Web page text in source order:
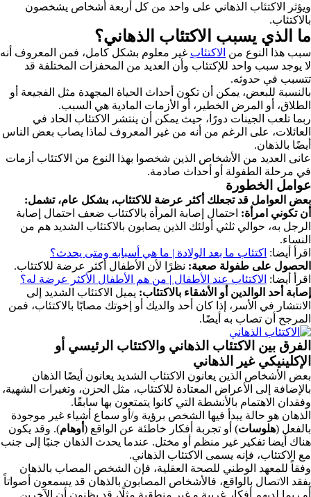
ويؤثر الاكتئاب الذهاني على واحد من كل أربعة أشخاص يشخصون
بالاكتئاب.
ما الذي يسبب الاكتئاب الذهاني؟
سبب هذا النوع من الاكتئاب غير معلوم بشكل كامل، فمن المعروف أنه
لا يوجد سبب واحد للإكتئاب وأن العديد من المحفزات المختلفة قد
تتسبب في حدوثه.
بالنسبة للبعض، يمكن أن تكون أحداث الحياة المجهدة مثل الفجيعة أو
الطلاق، أو المرض الخطير، أو الأزمات المادية هي السبب.
ربما تلعب الجينات دورًا، حيث يمكن أن ينتشر الاكتئاب الحاد في
العائلات، على الرغم من أنه من غير المعروف لماذا يصاب بعض الناس
أيضًا بالذهان.
عانى العديد من الأشخاص الذين شخصوا بهذا النوع من الاكتئاب أزمات
في مرحلة الطفولة أو أحداث صادمة.
عوامل الخطورة
بعض العوامل قد تجعلك أكثر عرضة للاكتئاب، بشكل عام، تشمل:
أن تكوني امرأة: احتمال إصابة المرأة بالاكتئاب ضعف احتمال إصابة
الرجل به، حوالي ثلثي أولئك الذين يصابون بالاكتئاب الشديد هم من
النساء.
اقرأ أيضا: اكتئاب ما بعد الولادة | ما هي أسبابه ومتى يحدث؟
الحصول على طفولة صعبة: نظرًا لأن الأطفال أكثر عرضة للاكتئاب.
اقرأ أيضا: الاكتئاب عند الأطفال | من هم الأطفال الأكثر عرضة له؟
إصابة أحد الوالدين أو الأشقاء بالاكتئاب: يميل الاكتئاب الشديد إلى
الانتشار في الأسر، إذا كان أحد والديك أو إخوتك مصابًا بالاكتئاب، فمن
المرجح أن تصاب به أيضًا.
الفرق بين الاكتئاب الذهاني والاكتئاب الرئيسي أو
الإكلينيكي غير الذهاني
بعض الأشخاص الذين يعانون الاكتئاب الشديد يعانون أيضًا الذهان
بالإضافة إلى الأعراض المعتادة للاكتئاب، مثل الحزن، وتغيرات الشهية،
وفقدان الاهتمام بالأنشطة التي كانوا يتمتعون بها سابقًا.
الذهان هو حالة يبدأ فيها الشخص برؤية و/أو سماع أشياء غير موجودة
بالفعل (هلوسات) أو تجربة أفكار خاطئة عن الواقع ( أوهام). وقد يكون
هناك أيضا تفكير غير منظم أو مختل. عندما يحدث الذهان جنبًا إلى جنب
مع الاكتئاب، فإنه يسمى الاكتئاب الذهاني.
وفقاً للمعهد الوطني للصحة العقلية، فإن الشخص المصاب بالذهان
يفقد الاتصال بالواقع، فالأشخاص المصابون بالذهان قد يسمعون أصواتاً
أو ربما لديهم أفكار غريبة و غير منطقية مثلًا، قد يظنون أن الآخرين